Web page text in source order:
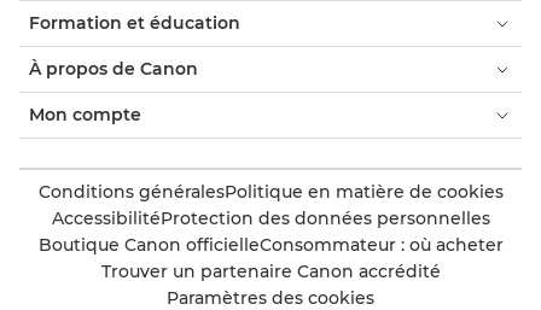
Formation et éducation
À propos de Canon
Mon compte
Conditions généralesPolitique en matière de cookies
AccessibilitéProtection des données personnelles
Boutique Canon officielleConsommateur : où acheter
Trouver un partenaire Canon accrédité
Paramètres des cookies